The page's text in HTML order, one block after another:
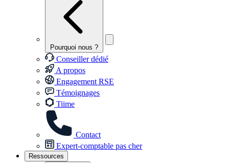
Pourquoi nous ?
Conseiller dédié
A propos
Engagement RSE
Témoignages
Tiime
Contact
Expert-comptable pas cher
Ressources